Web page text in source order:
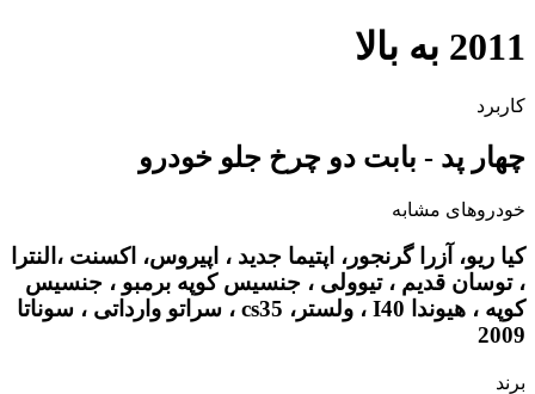
2011 به بالا
کاربرد
چهار پد - بابت دو چرخ جلو خودرو
خودروهای مشابه
کیا ریو، آزرا گرنجور، اپتیما جدید ، اپیروس، اکسنت ،النترا
، توسان قدیم ، تیوولی ، جنسیس کوپه برمبو ، جنسیس
کوپه ، هیوندا I40 ، ولستر، cs35 ، سراتو وارداتی ، سوناتا
2009
برند